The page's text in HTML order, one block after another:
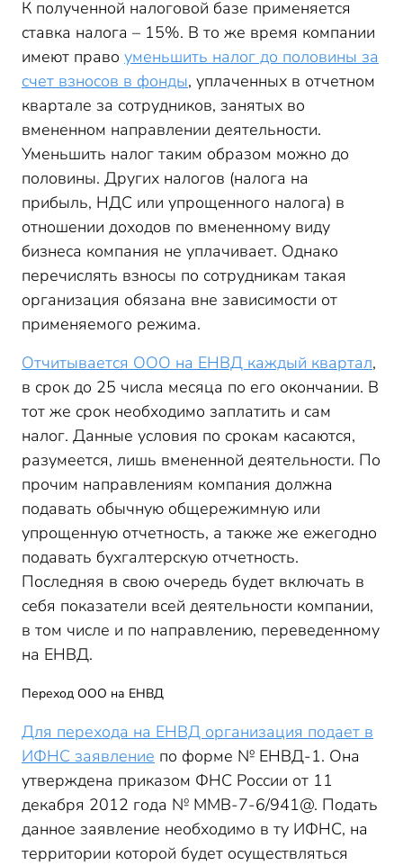
К полученной налоговой базе применяется
ставка налога – 15%. В то же время компании
имеют право уменьшить налог до половины за
счет взносов в фонды, уплаченных в отчетном
квартале за сотрудников, занятых во
вмененном направлении деятельности.
Уменьшить налог таким образом можно до
половины. Других налогов (налога на
прибыль, НДС или упрощенного налога) в
отношении доходов по вмененному виду
бизнеса компания не уплачивает. Однако
перечислять взносы по сотрудникам такая
организация обязана вне зависимости от
применяемого режима.
Отчитывается ООО на ЕНВД каждый квартал,
в срок до 25 числа месяца по его окончании. В
тот же срок необходимо заплатить и сам
налог. Данные условия по срокам касаются,
разумеется, лишь вмененной деятельности. По
прочим направлениям компания должна
подавать обычную общережимную или
упрощенную отчетность, а также же ежегодно
подавать бухгалтерскую отчетность.
Последняя в свою очередь будет включать в
себя показатели всей деятельности компании,
в том числе и по направлению, переведенному
на ЕНВД.
Переход ООО на ЕНВД
Для перехода на ЕНВД организация подает в
ИФНС заявление по форме № ЕНВД-1. Она
утверждена приказом ФНС России от 11
декабря 2012 года № ММВ-7-6/941@. Подать
данное заявление необходимо в ту ИФНС, на
территории которой будет осуществляться